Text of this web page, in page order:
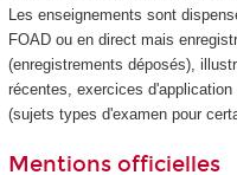
Les enseignements sont
FOADou en direct mais
(enregistrements déposés),
récentes, exercices
(sujets types d'examen pour
Mentions officielles